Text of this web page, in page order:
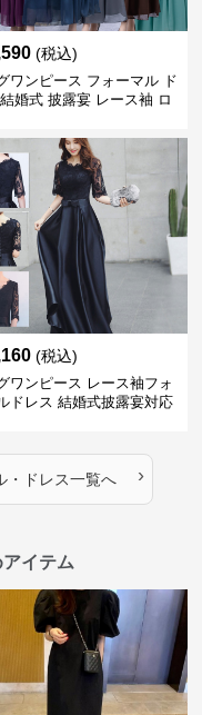
(税込)
ワンピース フォーマル ド
婚式 披露宴 レース袖 ロ
(税込)
ワンピース レース袖フォ
ドレス 結婚式披露宴対応
・ドレス一覧へ ›
イテム